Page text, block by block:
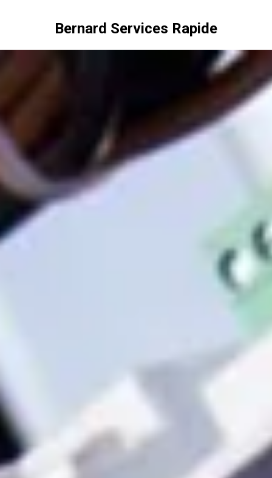
Bernard Services Rapide